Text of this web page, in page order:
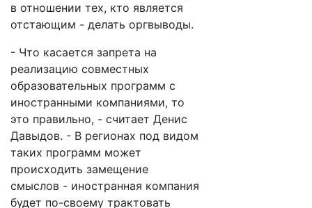
в отношении тех, кто является
отстающим - делать оргвыводы.
- Что касается запрета на
реализацию совместных
образовательных программ с
иностранными компаниями, то
это правильно, - считает Денис
Давыдов. - В регионах под видом
таких программ может
происходить замещение
смыслов - иностранная компания
будет по-своему трактовать